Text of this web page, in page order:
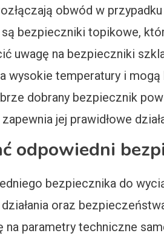
obwód w
bezpieczniki topikowe,
uwagę na bezpieczniki
wysokie temperatury i
dobrany bezpiecznik
jej prawidłowe
odpowiedni
bezpiecznika do
oraz
na parametry techniczne